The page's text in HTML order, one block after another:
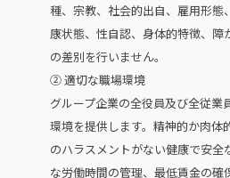
種、宗教、社会的出自、雇用形態
康状態、性自認、身体的特徴、
の差別を行いません。
② 適切な職場環境
グループ企業の全役員及び全従業
環境を提供します。精神的か肉体
のハラスメントがない健康で安全
な労働時間の管理、最低賃金の確